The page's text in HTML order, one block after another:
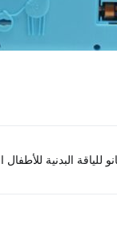
للياقة البدنية للأطفال